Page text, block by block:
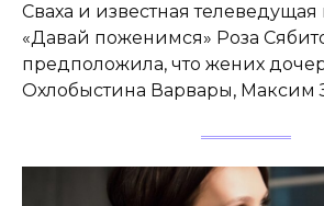
Сваха и известная
«Давай поженимся» Роза
предположила, что жених
Охлобыстина Варвары, Максим